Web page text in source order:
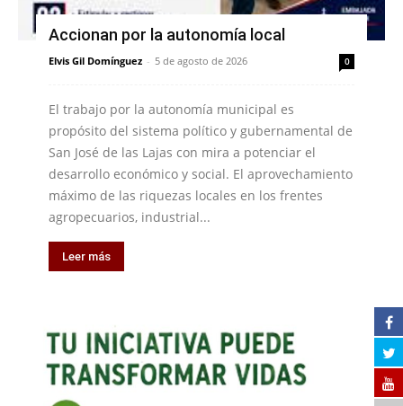
Accionan por la autonomía local
Elvis Gil Domínguez - 5 de agosto de 2026 0
El trabajo por la autonomía municipal es
propósito del sistema político y gubernamental de
San José de las Lajas con mira a potenciar el
desarrollo económico y social. El aprovechamiento
máximo de las riquezas locales en los frentes
agropecuarios, industrial...
Leer más